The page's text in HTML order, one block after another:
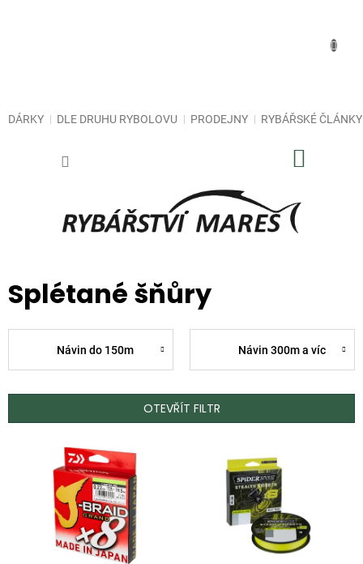
DÁRKY DLE DRUHU RYBOLOVU PRODEJNY RYBÁŘSKÉ ČLÁNKY
Splétané šňůry
Návin do 150m Návin 300m a víc
OTEVŘÍT FILTR